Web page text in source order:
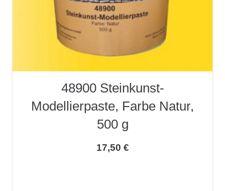
48900 Steinkunst-
Modellierpaste, Farbe Natur,
500 g
17,50 €